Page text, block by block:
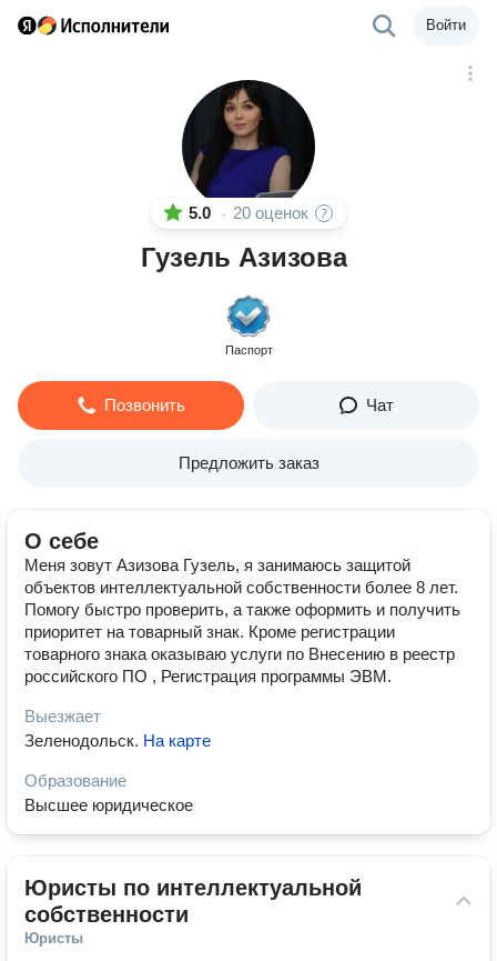
Войти
5.0 · 20 оценок
Гузель Азизова
Паспорт
Позвонить Чат
Предложить заказ
О себе
Меня зовут Азизова Гузель, я занимаюсь защитой
объектов интеллектуальной собственности более 8 лет.
Помогу быстро проверить, а также оформить и получить
приоритет на товарный знак. Кроме регистрации
товарного знака оказываю услуги по Внесению в реестр
российского ПО , Регистрация программы ЭВМ.
Выезжает
Зеленодольск. На карте
Образование
Высшее юридическое
Юристы по интеллектуальной
собственности
Юристы